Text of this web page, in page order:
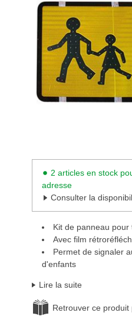
2 articles en stock
adresse
Consulter la
Kit de panneau
Avec film
Permet de signaler
d'enfants
Lire la suite
Retrouver ce